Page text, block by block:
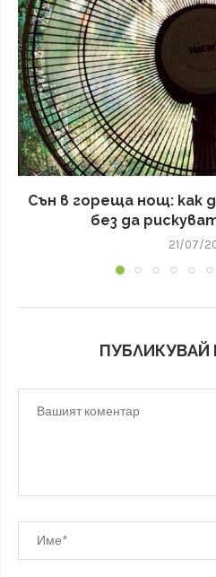
Сън в гореща нощ: как
без да
21/07/
ПУБЛИКУВАЙ